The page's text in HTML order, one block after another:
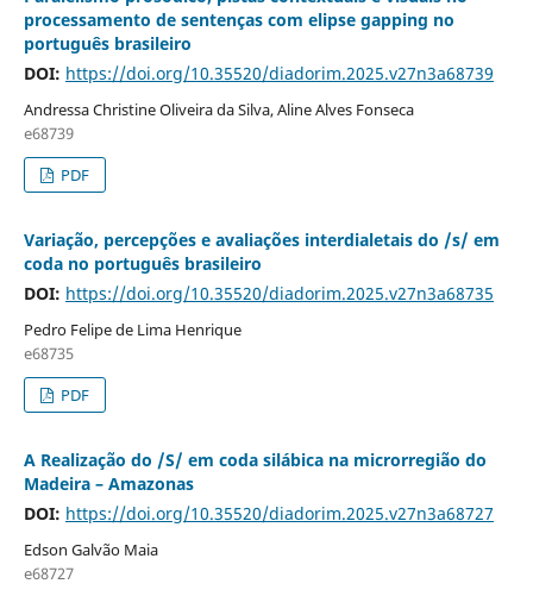
processamento de sentenças com elipse gapping no
português brasileiro
DOI: https://doi.org/10.35520/diadorim.2025.v27n3a68739
Andressa Christine Oliveira da Silva, Aline Alves Fonseca
e68739
PDF
Variação, percepções e avaliações interdialetais do /s/ em
coda no português brasileiro
DOI: https://doi.org/10.35520/diadorim.2025.v27n3a68735
Pedro Felipe de Lima Henrique
e68735
PDF
A Realização do /S/ em coda silábica na microrregião do
Madeira – Amazonas
DOI: https://doi.org/10.35520/diadorim.2025.v27n3a68727
Edson Galvão Maia
e68727